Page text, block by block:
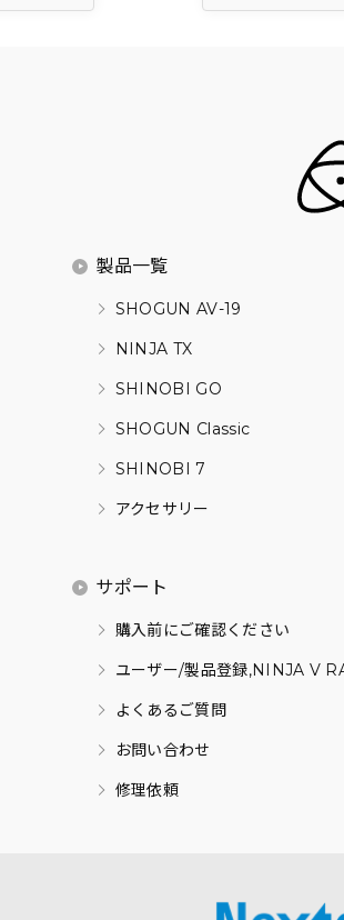
製品一覧
SHOGUN AV-19
NINJA TX
SHINOBI GO
SHOGUN Classic
SHINOBI 7
アクセサリー
サポート
購入前にご確認ください
ユーザー/製品登録,NINJA V
よくあるご質問
お問い合わせ
修理依頼